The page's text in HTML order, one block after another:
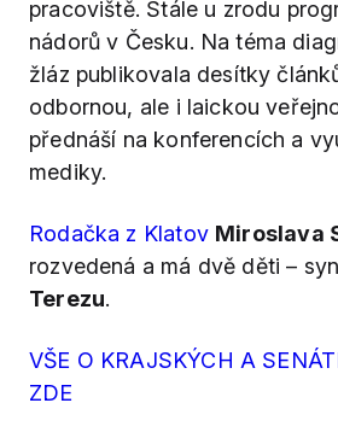
pracoviště. Stále u zrodu
nádorů v Česku. Na téma
žláz publikovala desítky
odbornou, ale i laickou
přednáší na konferencích a
mediky.
Rodačka z Klatov Miroslava
rozvedená a má dvě děti –
Terezu.
VŠE O KRAJSKÝCH A
ZDE